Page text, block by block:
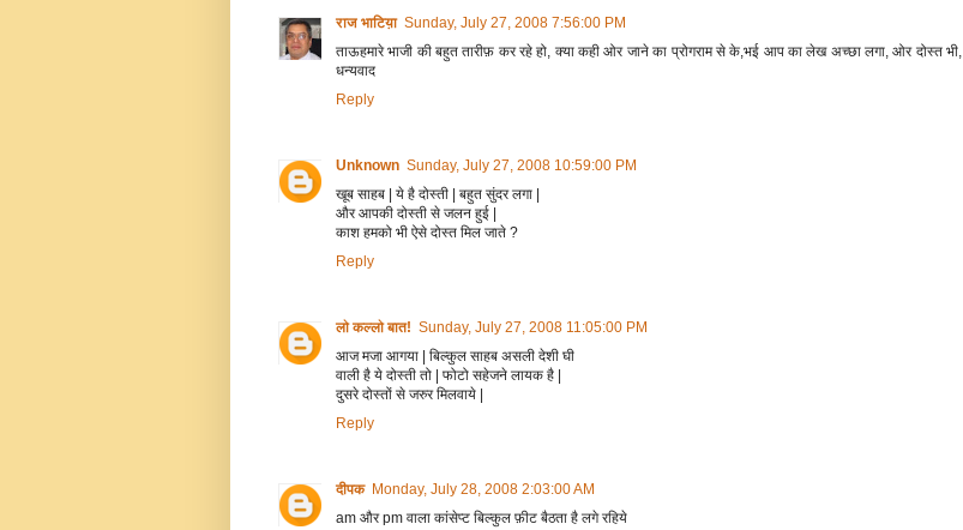
राज भाटिय़ा Sunday, July 27, 2008 7:56:00 PM
ताऊहमारे भाजी की बहुत तारीफ़ कर रहे हो, क्या कही ओर जाने का प्रोगराम से के,भई आप का लेख अच्छा लगा, ओर दोस्त भी,
धन्यवाद
Reply
Unknown Sunday, July 27, 2008 10:59:00 PM
खूब साहब | ये है दोस्ती | बहुत सुंदर लगा |
और आपकी दोस्ती से जलन हुई |
काश हमको भी ऐसे दोस्त मिल जाते ?
Reply
लो कल्लो बात! Sunday, July 27, 2008 11:05:00 PM
आज मजा आगया | बिल्कुल साहब असली देशी घी
वाली है ये दोस्ती तो | फोटो सहेजने लायक है |
दुसरे दोस्तों से जरुर मिलवाये |
Reply
दीपक Monday, July 28, 2008 2:03:00 AM
am और pm वाला कांसेप्ट बिल्कुल फ़ीट बैठता है लगे रहिये